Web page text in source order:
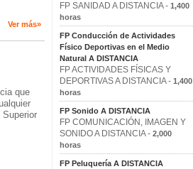
Ver más»
que
FP SANIDAD A DISTANCIA - 1,400
horas
FP Conducción de Actividades
Físico Deportivas en el Medio
Natural A DISTANCIA
FP ACTIVIDADES FÍSICAS Y
DEPORTIVAS A DISTANCIA - 1,400
horas
FP Sonido A DISTANCIA
FP COMUNICACIÓN, IMAGEN Y
SONIDO A DISTANCIA - 2,000
horas
FP Peluquería A DISTANCIA